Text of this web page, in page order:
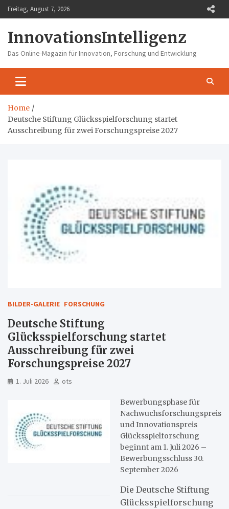
Skip
to
Freitag, August 7, 2026
InnovationsIntelligenz
Das Online-Magazin für Innovation, Forschung und Entwicklung
Home
Deutsche Stiftung Glücksspielforschung startet
Ausschreibung für zwei Forschungspreise 2027
BILDER-GALERIE FORSCHUNG
Deutsche Stiftung
Glücksspielforschung startet
Ausschreibung für zwei
Forschungspreise 2027
1. Juli 2026 ots
Bewerbungsphase für
Nachwuchsforschungspreis
und Innovationspreis
Glücksspielforschung
beginnt am 1. Juli 2026 –
Bewerbungsschluss 30.
September 2026
Die Deutsche Stiftung
Glücksspielforschung